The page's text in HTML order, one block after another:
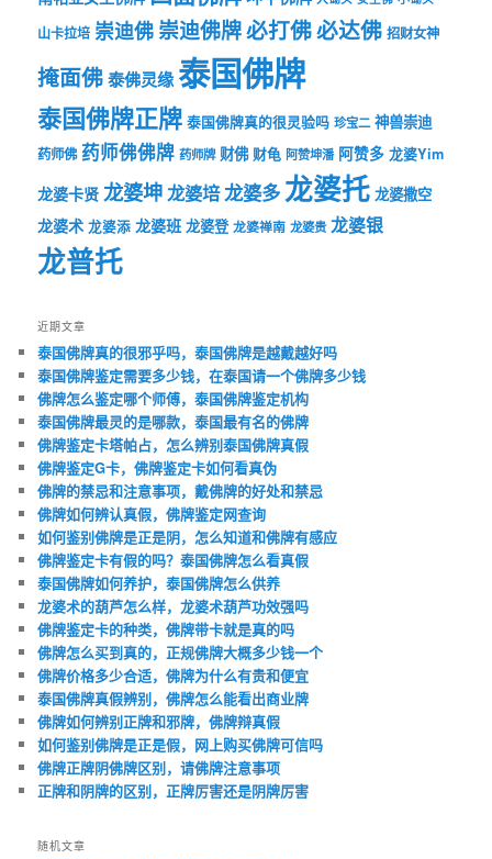
山卡拉培 崇迪佛崇迪佛牌必打佛必达佛 招财女神
掩面佛泰佛灵缘泰国佛牌
泰国佛牌正牌 泰国佛牌真的很灵验吗 珍宝二 神兽崇迪
药师佛 药师佛佛牌 药师牌 财佛 财龟 阿赞坤潘 阿赞多 龙婆Yim
龙婆卡贤 龙婆坤龙婆培 龙婆多龙婆托 龙婆撒空
龙婆术 龙婆添 龙婆班 龙婆登 龙婆禅南 龙婆贵 龙婆银
龙普托
近期文章
泰国佛牌真的很邪乎吗，泰国佛牌是越戴越好吗
泰国佛牌鉴定需要多少钱，在泰国请一个佛牌多少钱
佛牌怎么鉴定哪个师傅，泰国佛牌鉴定机构
泰国佛牌最灵的是哪款，泰国最有名的佛牌
佛牌鉴定卡塔帕占，怎么辨别泰国佛牌真假
佛牌鉴定G卡，佛牌鉴定卡如何看真伪
佛牌的禁忌和注意事项，戴佛牌的好处和禁忌
佛牌如何辨认真假，佛牌鉴定网查询
如何鉴别佛牌是正是阴，怎么知道和佛牌有感应
佛牌鉴定卡有假的吗？泰国佛牌怎么看真假
泰国佛牌如何养护，泰国佛牌怎么供养
龙婆术的葫芦怎么样，龙婆术葫芦功效强吗
佛牌鉴定卡的种类，佛牌带卡就是真的吗
佛牌怎么买到真的，正规佛牌大概多少钱一个
佛牌价格多少合适，佛牌为什么有贵和便宜
泰国佛牌真假辨别，佛牌怎么能看出商业牌
佛牌如何辨别正牌和邪牌，佛牌辩真假
如何鉴别佛牌是正是假，网上购买佛牌可信吗
佛牌正牌阴佛牌区别，请佛牌注意事项
正牌和阴牌的区别，正牌厉害还是阴牌厉害
随机文章